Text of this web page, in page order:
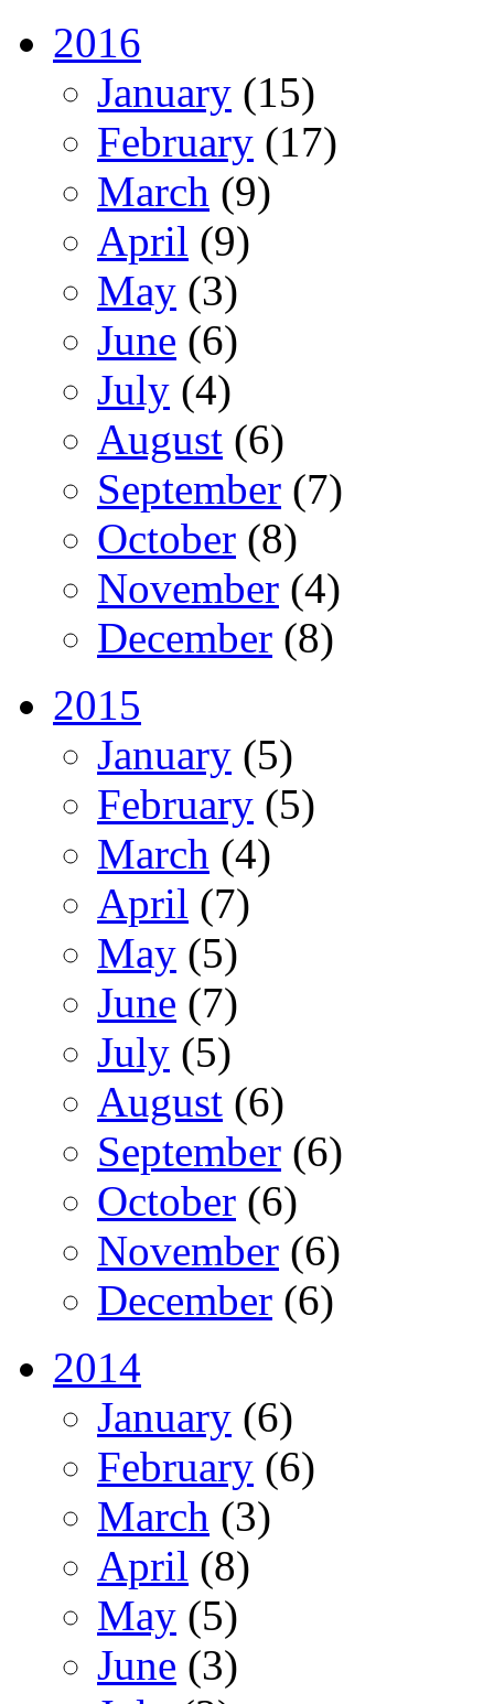
2016
January (15)
February (17)
March (9)
April (9)
May (3)
June (6)
July (4)
August (6)
September (7)
October (8)
November (4)
December (8)
2015
January (5)
February (5)
March (4)
April (7)
May (5)
June (7)
July (5)
August (6)
September (6)
October (6)
November (6)
December (6)
2014
January (6)
February (6)
March (3)
April (8)
May (5)
June (3)